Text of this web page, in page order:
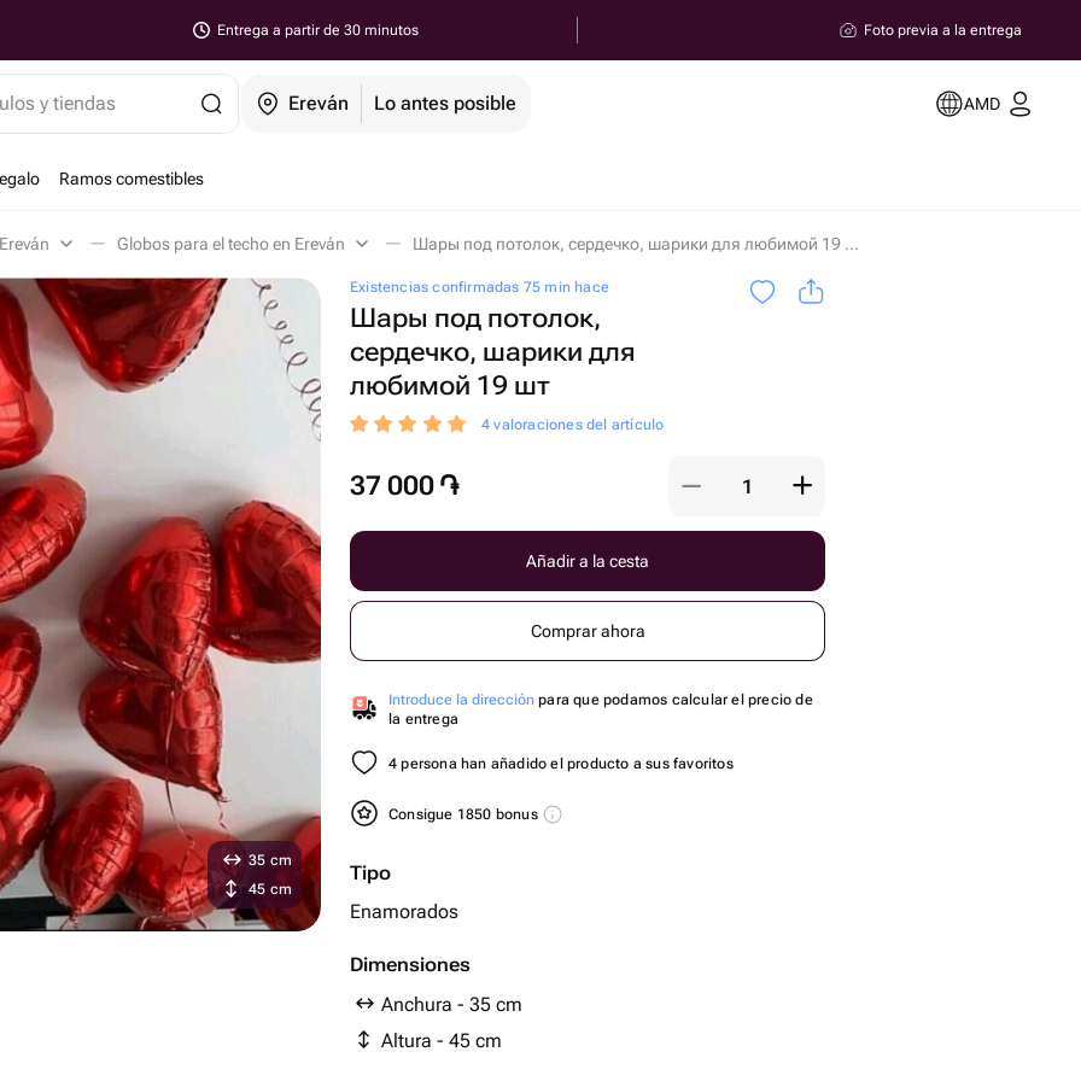
Entrega a partir de 30 minutos Foto previa a la entrega
y tiendas Ereván Lo antes posible AMD
Ramos comestibles
Globos para el techo en Ereván Шары под потолок, сердечко, шарики для любимой 19 шт en Ereván
Existencias confirmadas 75 min hace
Шары под потолок,
сердечко, шарики для
любимой 19 шт
4 valoraciones del artículo
37 000 ֏
Añadir a la cesta
Comprar ahora
Introduce la dirección para que podamos calcular el precio de
la entrega
4 persona han añadido el producto a sus favoritos
Consigue 1850 bonus
Tipo
Enamorados
Dimensiones
Anchura - 35 cm
Altura - 45 cm
35 cm
45 cm